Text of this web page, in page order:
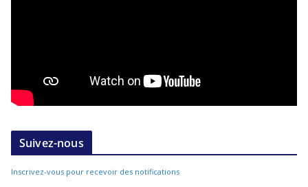
Suivez-nous
Inscrivez-vous pour recevoir des notifications